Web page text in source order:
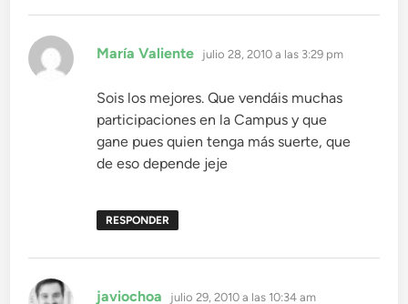
María Valiente dice:
julio 28, 2010 a las 3:29 pm
Sois los mejores. Que vendáis muchas
participaciones en la Campus y que
gane pues quien tenga más suerte, que
de eso depende jeje
RESPONDER
javiochoa dice:
julio 29, 2010 a las 10:34 am